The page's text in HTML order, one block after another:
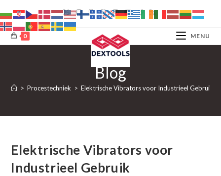
naar
inhoud
0 MENU
Blog
> Procestechniek > Elektrische Vibrators voor Industrieel Gebruik
Elektrische Vibrators voor
Industrieel Gebruik